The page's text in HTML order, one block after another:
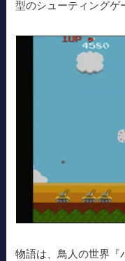
型のシューティングゲ
物語は、鳥人の世界『